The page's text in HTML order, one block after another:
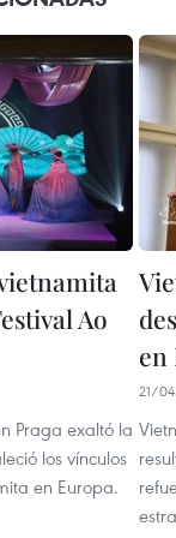
Ao
Praga exaltó la
los vínculos
en Europa.
en
21/